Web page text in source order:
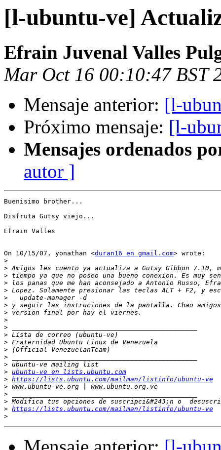
[l-ubuntu-ve]
Efrain Juvenal Valles
Mar Oct 16 00:10:47 BST
Mensaje anterior: [l-
Próximo mensaje: [l-
Mensajes ordenados
autor ]
Buenisimo brother...
Disfruta Gutsy viejo...
Efrain Valles
On 10/15/07, yonathan <duran16 en gmail.com> wrote:
>
>
>
>
>
>
>
>
>
>
>
>
>
>
>
> ubuntu-ve en lists.ubuntu.com
> https://lists.ubuntu.com/mailman/listinfo/ubuntu-ve
>
>
>
> https://lists.ubuntu.com/mailman/listinfo/ubuntu-ve
>